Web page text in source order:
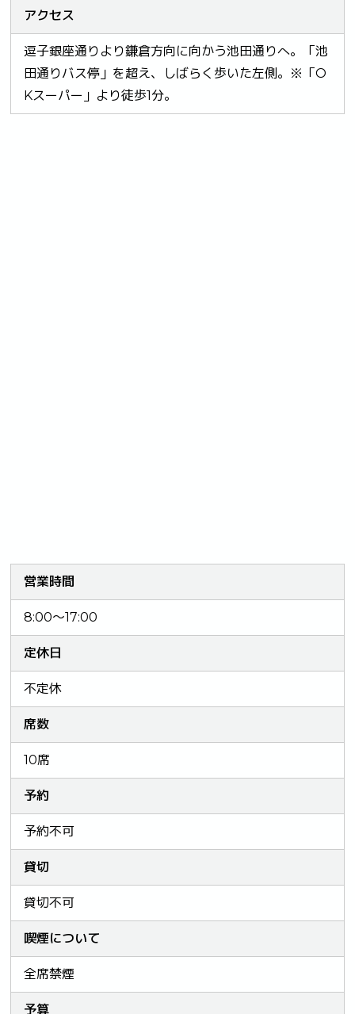
アクセス
逗子銀座通りより鎌倉方向に向かう池田通りへ。「池
田通りバス停」を超え、しばらく歩いた左側。※「O
Kスーパー」より徒歩1分。
営業時間
8:00～17:00
定休日
不定休
席数
10席
予約
予約不可
貸切
貸切不可
喫煙について
全席禁煙
予算